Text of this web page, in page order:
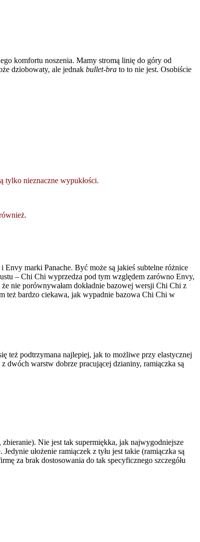
komfortu noszenia. Mamy stromą linię do góry od
dziobowaty, ale jednak bullet-bra to to nie jest. Osobiście
tylko nieznaczne wypukłości.
marki Panache. Być może są jakieś subtelne różnice
– Chi Chi wyprzedza pod tym względem zarówno Envy,
nie porównywałam dokładnie bazowej wersji Chi Chi z
też bardzo ciekawa, jak wypadnie bazowa Chi Chi w
też podtrzymana najlepiej, jak to możliwe przy elastycznej
dwóch warstw dobrze pracującej dzianiny, ramiączka są
Nie jest tak supermiękka, jak najwygodniejsze
ułożenie ramiączek z tyłu jest takie (ramiączka są
za brak dostosowania do tak specyficznego szczegółu